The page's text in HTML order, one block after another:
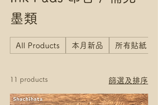
墨類
All Products 本月新品 所有貼紙
11 products 篩選及排序